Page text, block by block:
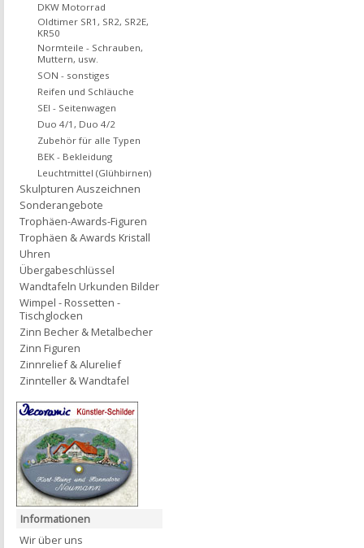
DKW Motorrad
Oldtimer SR1, SR2, SR2E,
KR50
Normteile - Schrauben,
Muttern, usw.
SON - sonstiges
Reifen und Schläuche
SEI - Seitenwagen
Duo 4/1, Duo 4/2
Zubehör für alle Typen
BEK - Bekleidung
Leuchtmittel (Glühbirnen)
Skulpturen Auszeichnen
Sonderangebote
Trophäen-Awards-Figuren
Trophäen & Awards Kristall
Uhren
Übergabeschlüssel
Wandtafeln Urkunden Bilder
Wimpel - Rossetten -
Tischglocken
Zinn Becher & Metalbecher
Zinn Figuren
Zinnrelief & Alurelief
Zinnteller & Wandtafel
Informationen
Wir über uns